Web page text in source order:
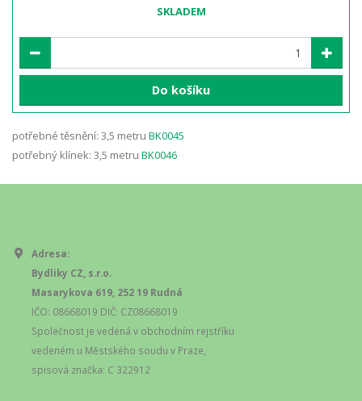
SKLADEM
Do košíku
potřebné těsnění: 3,5 metru BK0045
potřebný klínek: 3,5 metru BK0046
Adresa:
Bydliky CZ, s.r.o.
Masarykova 619, 252 19 Rudná
IČO: 08668019 DIČ: CZ08668019
Společnost je vedená v obchodním rejstříku
vedeném u Městského soudu v Praze,
spisová značka: C 322912